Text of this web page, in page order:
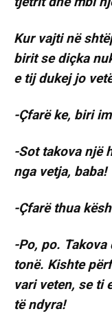
Kur vajti në
birit se diçka
e tij dukej jo
-Çfarë ke, biri
-Sot takova një
nga vetja, baba!
-Çfarë thua
-Po, po.
tonë. Kishte
vari veten, se ti
të ndyra!